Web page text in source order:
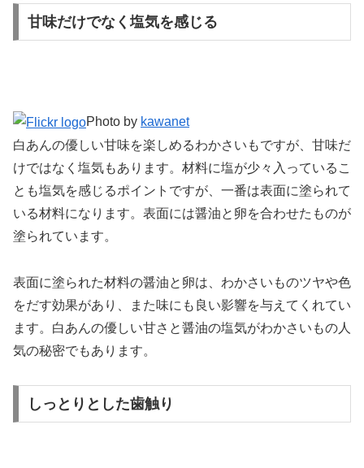
甘味だけでなく塩気を感じる
Photo by kawanet
白あんの優しい甘味を楽しめるわかさいもですが、甘味だ
けではなく塩気もあります。材料に塩が少々入っているこ
とも塩気を感じるポイントですが、一番は表面に塗られて
いる材料になります。表面には醤油と卵を合わせたものが
塗られています。
表面に塗られた材料の醤油と卵は、わかさいものツヤや色
をだす効果があり、また味にも良い影響を与えてくれてい
ます。白あんの優しい甘さと醤油の塩気がわかさいもの人
気の秘密でもあります。
しっとりとした歯触り